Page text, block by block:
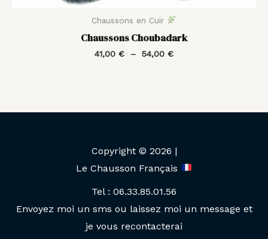
Chaussons en Cuir
Chaussons Choubadark
41,00 € – 54,00 €
Copyright © 2026 |
Le Chausson Français
Tel : 06.33.85.01.56
Envoyez moi un sms ou laissez moi un message et
je vous recontacterai